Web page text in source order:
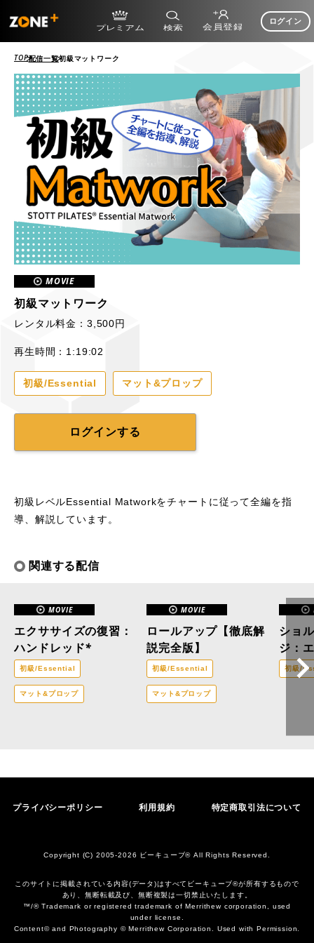
ログイン
TOP配信一覧初級マットワーク
MOVIE
初級マットワーク
レンタル料金：3,500円
再生時間：1:19:02
初級/Essential マット&プロップ
ログインする
初級レベルEssential Matworkをチャートに従って全編を指
導、解説しています。
関連する配信
MOVIE
エクササイズの復習：
ハンドレッド*
初級/Essential
マット&プロップ
MOVIE
ロールアップ【徹底解
説完全版】
初級/Essential
マット&プロップ
ショ
ジ：
イント
初級/
プライバシーポリシー 利用規約 特定商取引法について
Copyright (C) 2005-2026 ビーキューブ® All Rights Reserved.
このサイトに掲載されている内容(データ)はすべてビーキューブ®︎が所有するもので
あり、無断転載及び、無断複製は一切禁止いたします。
™/® Trademark or registered trademark of Merrithew corporation, used
under license.
Content© and Photography © Merrithew Corporation. Used with Permission.